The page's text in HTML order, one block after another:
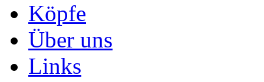
Köpfe
Über uns
Links